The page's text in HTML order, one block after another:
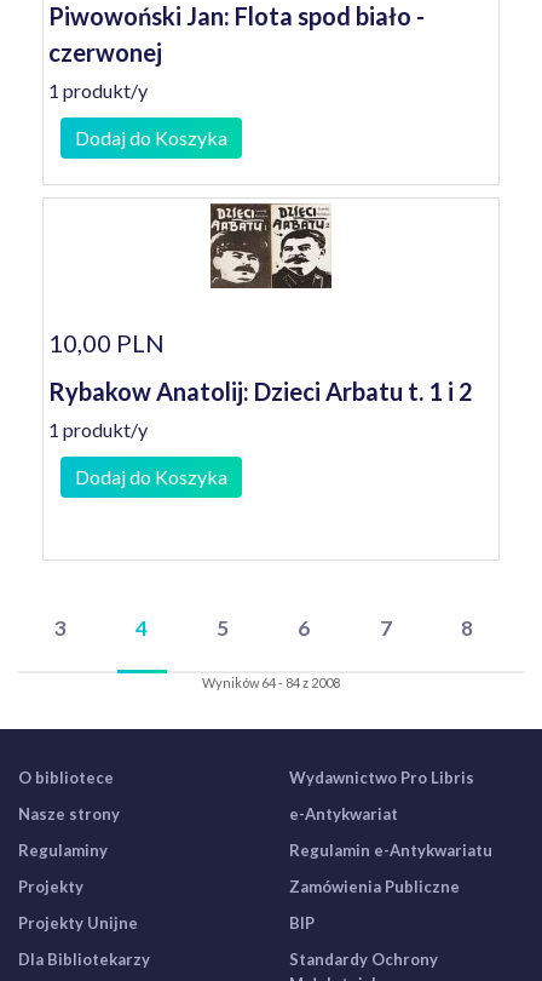
Piwowoński Jan: Flota spod biało -
czerwonej
1 produkt/y
Dodaj do Koszyka
10,00 PLN
Rybakow Anatolij: Dzieci Arbatu t. 1 i 2
1 produkt/y
Dodaj do Koszyka
3 4 5 6 7 8
Wyników 64 - 84 z 2008
O bibliotece
Nasze strony
Regulaminy
Projekty
Projekty Unijne
Dla Bibliotekarzy
Wydawnictwo Pro Libris
e-Antykwariat
Regulamin e-Antykwariatu
Zamówienia Publiczne
BIP
Standardy Ochrony